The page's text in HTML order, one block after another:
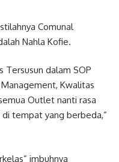
Comunal
Nahla Kofie.
Tersusun dalam SOP
Kwalitas
Outlet nanti rasa
tempat yang berbeda,”
imbuhnya